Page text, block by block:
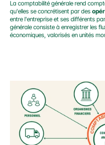
La comptabilité générale rend
qu'elles se concrétisent par des
entre l'entreprise et ses différents
générale consiste à enregistrer les
économiques, valorisés en unités